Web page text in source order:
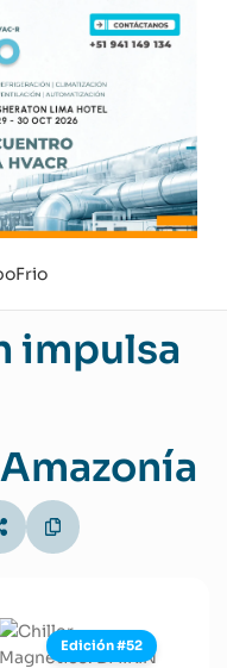
impulsa
Edición #52